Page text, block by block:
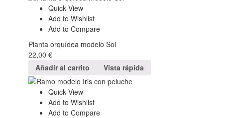
Quick View
Add to Wishlist
Add to Compare
Planta orquídea modelo Sol
22,00 €
Añadir al carrito
Vista rápida
Quick View
Add to Wishlist
Add to Compare